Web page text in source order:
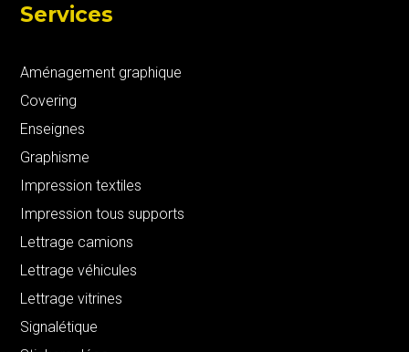
Services
Aménagement graphique
Covering
Enseignes
Graphisme
Impression textiles
Impression tous supports
Lettrage camions
Lettrage véhicules
Lettrage vitrines
Signalétique